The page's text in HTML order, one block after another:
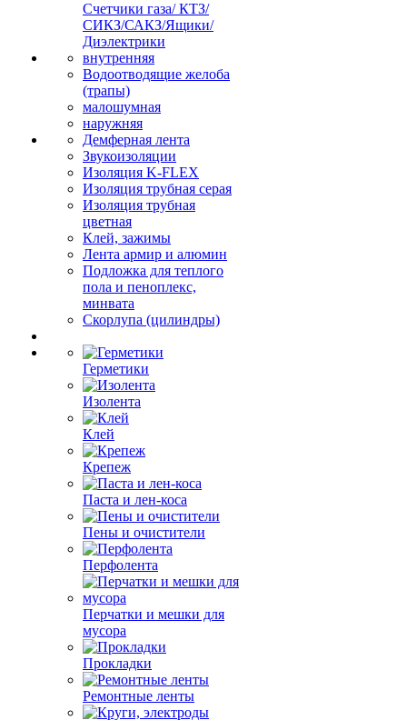
Счетчики газа/ КТЗ/
СИКЗ/САКЗ/Ящики/
Диэлектрики
внутренняя
Водоотводящие желоба
(трапы)
малошумная
наружняя
Демферная лента
Звукоизоляции
Изоляция K-FLEX
Изоляция трубная серая
Изоляция трубная
цветная
Клей, зажимы
Лента армир и алюмин
Подложка для теплого
пола и пеноплекс,
минвата
Скорлупа (цилиндры)
Герметики
Изолента
Клей
Крепеж
Паста и лен-коса
Пены и очистители
Перфолента
Перчатки и мешки для
мусора
Прокладки
Ремонтные ленты